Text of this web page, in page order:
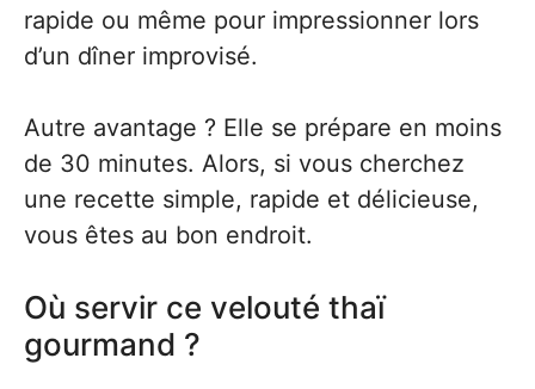
rapide ou même pour impressionner lors
d’un dîner improvisé.
Autre avantage ? Elle se prépare en moins
de 30 minutes. Alors, si vous cherchez
une recette simple, rapide et délicieuse,
vous êtes au bon endroit.
Où servir ce velouté thaï
gourmand ?